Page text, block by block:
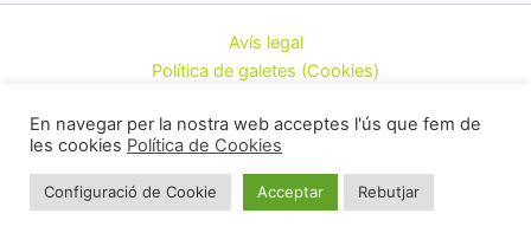
Avís legal
Política de galetes (Cookies)
Contacte
Cannàbiques de Catalunya (CatFAC)
En navegar per la nostra web acceptes l'ús que fem de
les cookies Política de Cookies
Configuració de Cookie Acceptar Rebutjar